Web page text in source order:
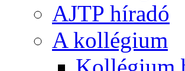
AJTP híradó
A kollégium